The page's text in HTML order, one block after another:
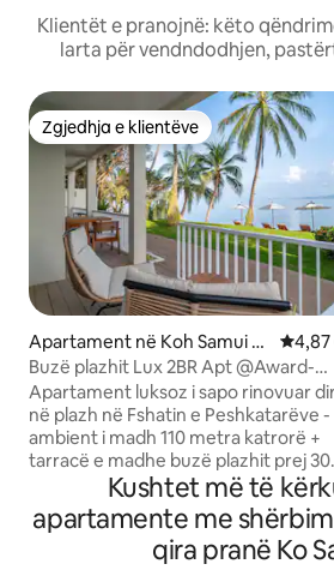
Klientët e pranojnë: këto
larta për vendndodhjen,
Zgjedhja e klientëve
Zgjedhja e klientëve
Apartament në Koh Samui Di
strict
4,87
Buzë plazhit Lux 2BR Apt @Award-
Winning Hotel w/Pool
Apartament luksoz i sapo rinovuar
në plazh në Fshatin e Peshkatarëve -
ambient i madh 110 metra katrorë +
tarracë e madhe buzë plazhit prej 30
metrash katrorë - 180 gradë pamje
mahnitëse nga plazhi dhe deti në të
gjitha dhomat - mëngjesi i
falas i përfshirë - minibar falas i
Kushtet më të
apartamente me
qira pranë Ko